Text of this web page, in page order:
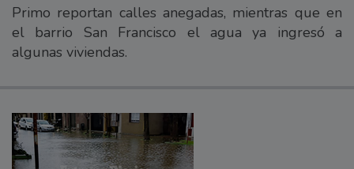
Primo reportan calles anegadas, mientras que en
el barrio San Francisco el agua ya ingresó a
algunas viviendas.